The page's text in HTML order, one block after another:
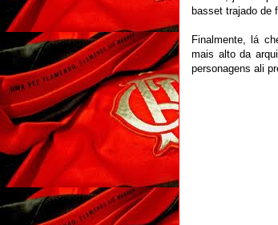
basset trajado de
Finalmente, lá
mais alto da
personagens ali